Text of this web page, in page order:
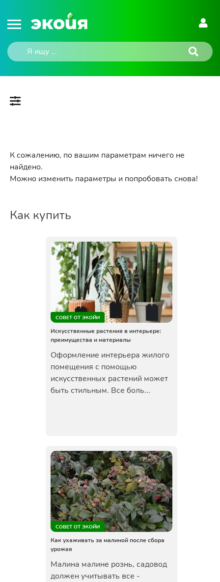
К сожалению, по вашим параметрам ничего не
найдено.
Можно изменить параметры и попробовать снова!
Как купить
СОВЕТ ОТ ЭКОЙИ
Искусственные растения в интерьере:
преимущества и материалы
Оформление интерьера жилого
помещения с помощью
искусственных растений может
быть стильным. Все боль...
СОВЕТ ОТ ЭКОЙИ
Как ухаживать за малиной после сбора
урожая
Малина малине рознь, садовод
должен учитывать все -